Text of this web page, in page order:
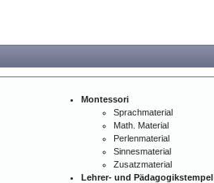
Montessori
Sprachmaterial
Math. Material
Perlenmaterial
Sinnesmaterial
Zusatzmaterial
Lehrer- und Pädagogikstempel